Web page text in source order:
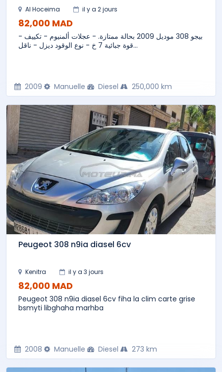
Al Hoceima il y a 2 jours
82,000 MAD
بيجو 308 موديل 2009 بحالة ممتازة. - عجلات ألمنيوم - تكييف -
قوة جبائية 7 خ - نوع الوقود ديزل - ناقل...
2009 Manuelle Diesel 250,000 km
Peugeot 308 n9ia diasel 6cv
Kenitra il y a 3 jours
82,000 MAD
Peugeot 308 n9ia diasel 6cv fiha la clim carte grise
bsmyti libghaha marhba
2008 Manuelle Diesel 273 km